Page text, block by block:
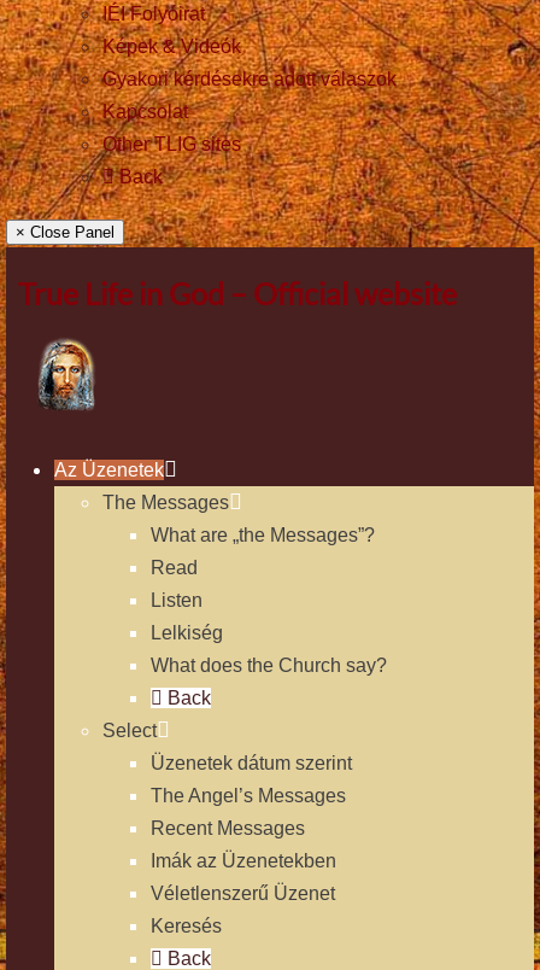
IÉI Folyóirat
Képek & Videók
Gyakori kérdésekre adott válaszok
Kapcsolat
Other TLIG sites
Back
× Close Panel
True Life in God – Official website
Az Üzenetek
The Messages
What are „the Messages”?
Read
Listen
Lelkiség
What does the Church say?
Back
Select
Üzenetek dátum szerint
The Angel’s Messages
Recent Messages
Imák az Üzenetekben
Véletlenszerű Üzenet
Keresés
Back